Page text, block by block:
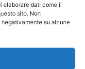
elaborare dati come il
sito. Non
su alcune